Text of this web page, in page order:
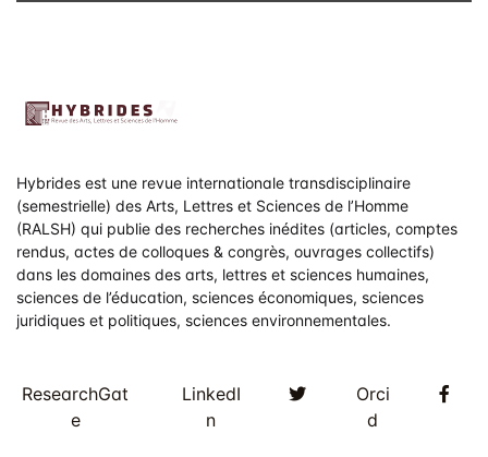
Hybrides est une revue internationale transdisciplinaire
(semestrielle) des Arts, Lettres et Sciences de l’Homme
(RALSH) qui publie des recherches inédites (articles, comptes
rendus, actes de colloques & congrès, ouvrages collectifs)
dans les domaines des arts, lettres et sciences humaines,
sciences de l’éducation, sciences économiques, sciences
juridiques et politiques, sciences environnementales.
ResearchGat
e
LinkedI
n
TwitterOrci
d